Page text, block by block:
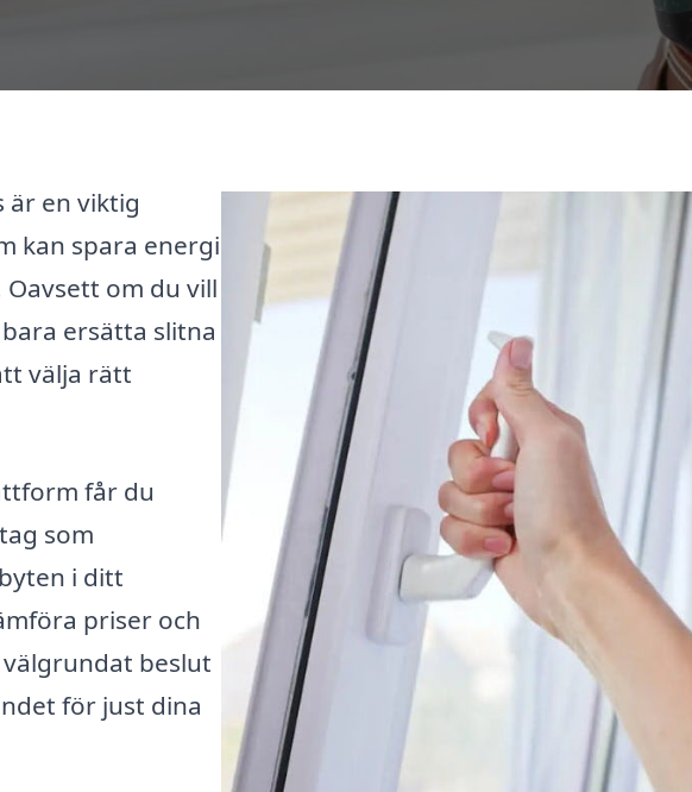
är en viktig
kan spara energi
om du vill
ersätta slitna
välja rätt
får du
som
i ditt
priser och
beslut
för just dina